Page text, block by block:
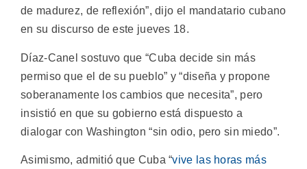
de madurez, de reflexión”, dijo el mandatario cubano
en su discurso de este jueves 18.
Díaz-Canel sostuvo que “Cuba decide sin más
permiso que el de su pueblo” y “diseña y propone
soberanamente los cambios que necesita”, pero
insistió en que su gobierno está dispuesto a
dialogar con Washington “sin odio, pero sin miedo”.
Asimismo, admitió que Cuba “vive las horas más